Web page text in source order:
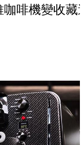
啡機變收藏